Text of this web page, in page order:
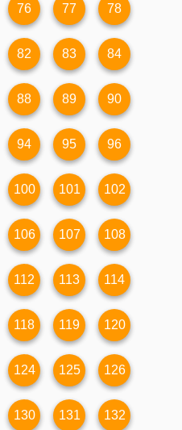
76 77 78
82 83 84
88 89 90
94 95 96
100 101 102
106 107 108
112 113 114
118 119 120
124 125 126
130 131 132